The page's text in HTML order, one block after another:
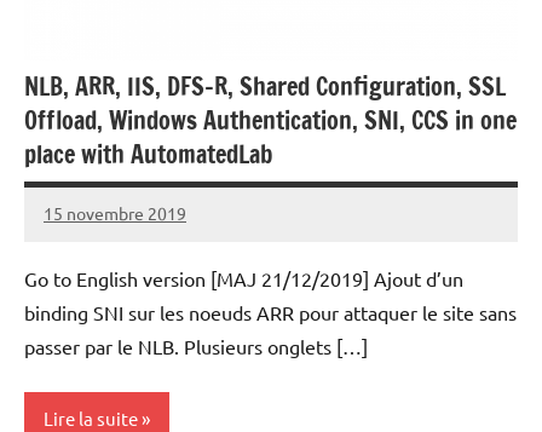
NLB, ARR, IIS, DFS-R, Shared Configuration, SSL
Offload, Windows Authentication, SNI, CCS in one
place with AutomatedLab
15 novembre 2019
Laurent
ACKER
Go to English version [MAJ 21/12/2019] Ajout d’un
binding SNI sur les noeuds ARR pour attaquer le site sans
passer par le NLB. Plusieurs onglets […]
Lire la suite